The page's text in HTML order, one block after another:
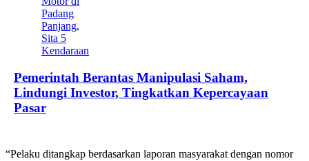
Pemerintah Berantas Manipulasi Saham,
Lindungi Investor, Tingkatkan Kepercayaan
Pasar
“Pelaku ditangkap berdasarkan laporan masyarakat dengan nomor